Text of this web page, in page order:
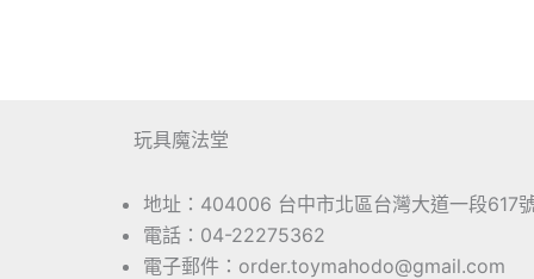
玩具魔法堂
地址：404006 台中市北區台灣大道一段617
電話：04-22275362
電子郵件：order.toymahodo@gmail.com